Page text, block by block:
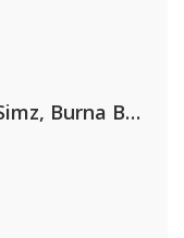
Coldplay ft. Little Simz, Burna Boy, Elyanna & Tini